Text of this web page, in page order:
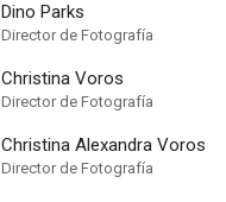
Dino Parks
Director de Fotografía
Christina Voros
Director de Fotografía
Christina Alexandra Voros
Director de Fotografía